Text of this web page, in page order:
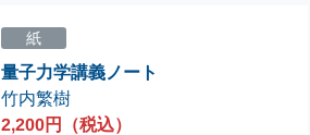
紙
量子力学講義ノート
竹内繁樹
2,200円（税込）